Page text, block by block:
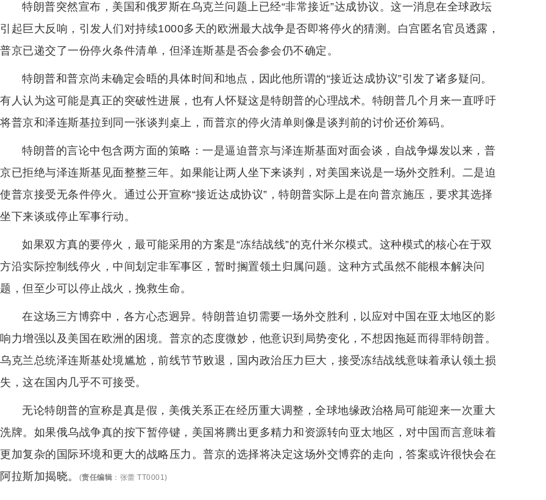
特朗普突然宣布，美国和俄罗斯在乌克兰问题上已经“非常接近”达成协议。这一消息在全球政坛
引起巨大反响，引发人们对持续1000多天的欧洲最大战争是否即将停火的猜测。白宫匿名官员透露，
普京已递交了一份停火条件清单，但泽连斯基是否会参会仍不确定。
特朗普和普京尚未确定会晤的具体时间和地点，因此他所谓的“接近达成协议”引发了诸多疑问。
有人认为这可能是真正的突破性进展，也有人怀疑这是特朗普的心理战术。特朗普几个月来一直呼吁
将普京和泽连斯基拉到同一张谈判桌上，而普京的停火清单则像是谈判前的讨价还价筹码。
特朗普的言论中包含两方面的策略：一是逼迫普京与泽连斯基面对面会谈，自战争爆发以来，普
京已拒绝与泽连斯基见面整整三年。如果能让两人坐下来谈判，对美国来说是一场外交胜利。二是迫
使普京接受无条件停火。通过公开宣称“接近达成协议”，特朗普实际上是在向普京施压，要求其选择
坐下来谈或停止军事行动。
如果双方真的要停火，最可能采用的方案是“冻结战线”的克什米尔模式。这种模式的核心在于双
方沿实际控制线停火，中间划定非军事区，暂时搁置领土归属问题。这种方式虽然不能根本解决问
题，但至少可以停止战火，挽救生命。
在这场三方博弈中，各方心态迥异。特朗普迫切需要一场外交胜利，以应对中国在亚太地区的影
响力增强以及美国在欧洲的困境。普京的态度微妙，他意识到局势变化，不想因拖延而得罪特朗普。
乌克兰总统泽连斯基处境尴尬，前线节节败退，国内政治压力巨大，接受冻结战线意味着承认领土损
失，这在国内几乎不可接受。
无论特朗普的宣称是真是假，美俄关系正在经历重大调整，全球地缘政治格局可能迎来一次重大
洗牌。如果俄乌战争真的按下暂停键，美国将腾出更多精力和资源转向亚太地区，对中国而言意味着
更加复杂的国际环境和更大的战略压力。普京的选择将决定这场外交博弈的走向，答案或许很快会在
阿拉斯加揭晓。
(责任编辑 ： 张蕾 TT0001)